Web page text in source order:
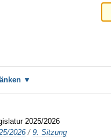
2025/2026
2026 /9. Sitzung